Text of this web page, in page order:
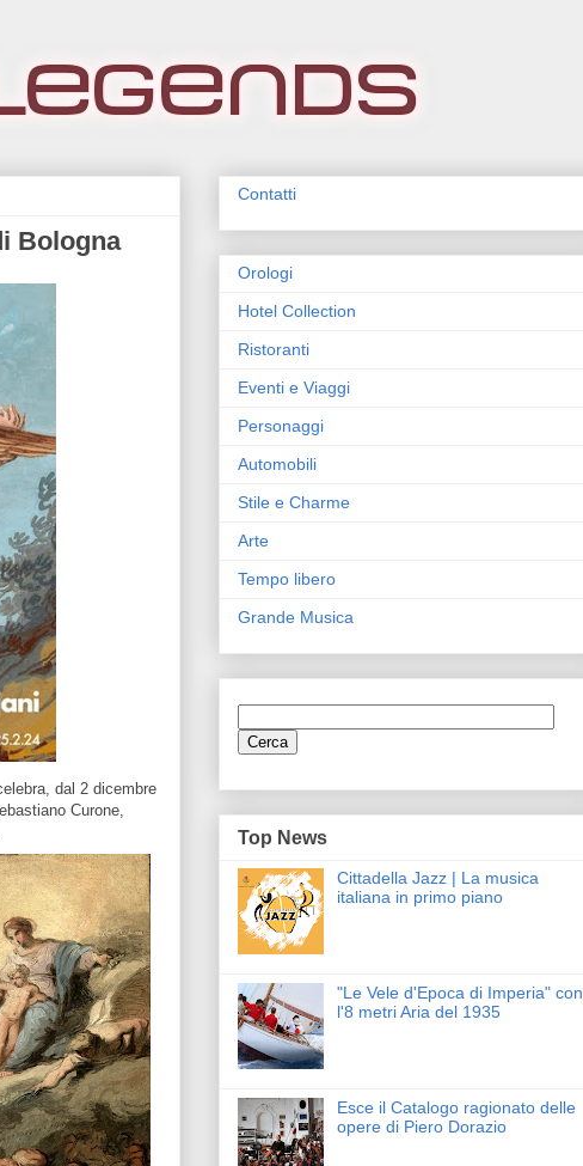
Bologna
dal 2 dicembre
Curone,
Contatti
Orologi
Hotel Collection
Ristoranti
Eventi e Viaggi
Personaggi
Automobili
Stile e Charme
Arte
Tempo libero
Grande Musica
Top News
Cittadella Jazz | La musica
italiana in primo piano
"Le Vele d'Epoca di Imperia" con
l'8 metri Aria del 1935
Esce il Catalogo ragionato delle
opere di Piero Dorazio